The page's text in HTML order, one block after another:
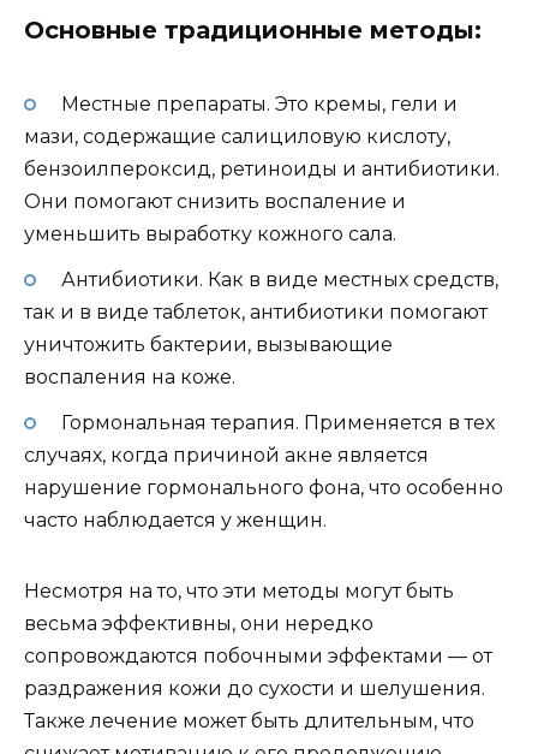
Основные традиционные методы:
Местные препараты. Это кремы, гели и
мази, содержащие салициловую кислоту,
бензоилпероксид, ретиноиды и антибиотики.
Они помогают снизить воспаление и
уменьшить выработку кожного сала.
Антибиотики. Как в виде местных средств,
так и в виде таблеток, антибиотики помогают
уничтожить бактерии, вызывающие
воспаления на коже.
Гормональная терапия. Применяется в тех
случаях, когда причиной акне является
нарушение гормонального фона, что особенно
часто наблюдается у женщин.
Несмотря на то, что эти методы могут быть
весьма эффективны, они нередко
сопровождаются побочными эффектами — от
раздражения кожи до сухости и шелушения.
Также лечение может быть длительным, что